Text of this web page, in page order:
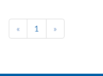
« 1 »